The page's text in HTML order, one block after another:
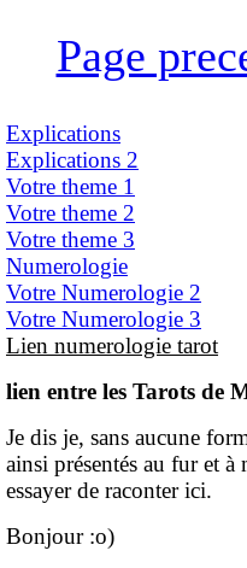
Page
Explications
Explications 2
Votre theme 1
Votre theme 2
Votre theme 3
Numerologie
Votre Numerologie 2
Votre Numerologie 3
Lien numerologie tarot
lien entre les Tarots de
Je dis je, sans aucune
ainsi présentés au fur et à
essayer de raconter ici.
Bonjour :o)